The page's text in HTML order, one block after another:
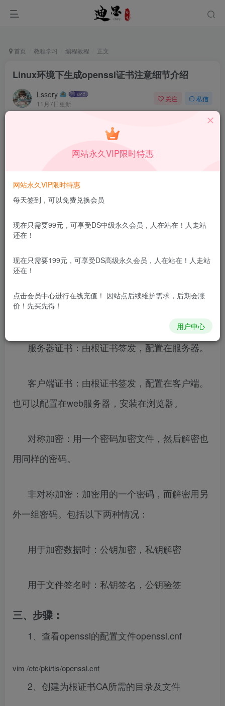
首页 教程学习 编程教程 正文
Linux环境下生成openssl证书注意细节介绍
Lssery
11月7日更新
关注 私信
本站所有内容来自互联网收集，仅供学习和交流，请勿用于商业
用途。如有侵权、不妥之处，请第一时间联系我们删除！
免费资源网 – https://freexyz.cn/
二、概念：
根证书：是生成服务器证书和客户端证书的基
础，也可以叫自签发证书，即CA证书
服务器证书：由根证书签发，配置在服务器。
客户端证书：由根证书签发，配置在客户端。
也可以配置在web服务器，安装在浏览器。
对称加密：用一个密码加密文件，然后解密也
用同样的密码。
非对称加密：加密用的一个密码，而解密用另
外一组密码。包括以下两种情况：
用于加密数据时：公钥加密，私钥解密
用于文件签名时：私钥签名，公钥验签
三、步骤：
1、查看openssl的配置文件openssl.cnf
vim /etc/pki/tls/openssl.cnf
2、创建为根证书CA所需的目录及文件
网站永久VIP限时特惠
网站永久VIP限时特惠
每天签到，可以免费兑换会员
现在只需要99元，可享受DS中级永久会员，人在站在！人走站
还在！
现在只需要199元，可享受DS高级永久会员，人在站在！人走站
还在！
点击会员中心进行在线充值！ 因站点后续维护需求，后期会涨
价！先买先得！
用户中心